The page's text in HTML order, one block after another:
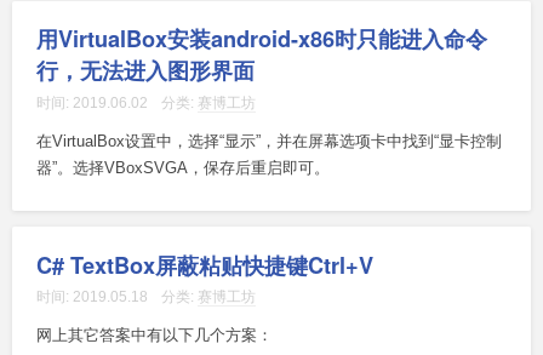
用VirtualBox安装android-x86时只能进入命令
行，无法进入图形界面
时间: 2019.06.02 分类: 赛博工坊
在VirtualBox设置中，选择“显示”，并在屏幕选项卡中找到“显卡控制
器”。选择VBoxSVGA，保存后重启即可。
C# TextBox屏蔽粘贴快捷键Ctrl+V
时间: 2019.05.18 分类: 赛博工坊
网上其它答案中有以下几个方案：